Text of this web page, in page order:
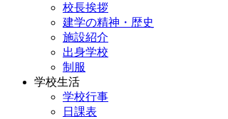
校長挨拶
建学の精神・歴史
施設紹介
出身学校
制服
学校生活
学校行事
日課表